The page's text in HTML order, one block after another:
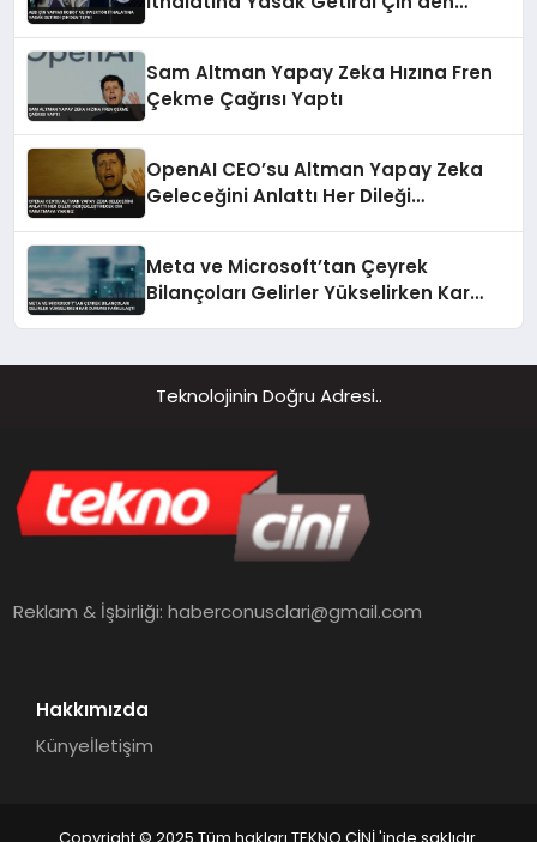
Sam Altman Yapay Zeka Hızına Fren
Çekme Çağrısı Yaptı
OpenAI CEO’su Altman Yapay Zeka
Geleceğini Anlattı Her Dileği
Meta ve Microsoft’tan Çeyrek
Bilançoları Gelirler Yükselirken Kar
Teknolojinin Doğru Adresi..
Reklam & İşbirliği:haberconusclari@gmail.com
Hakkımızda
Künyeİletişim